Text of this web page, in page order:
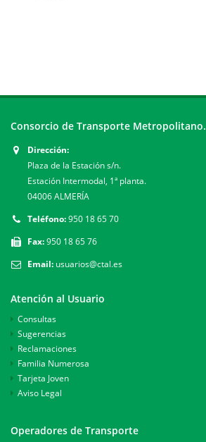
Consorcio de Transporte Metropolitano.
Dirección:
Plaza de la Estación s/n.
Estación Intermodal, 1ª planta.
04006 ALMERÍA
Teléfono:950 18 65 70
Fax:950 18 65 76
Email: usuarios@ctal.es
Atención al Usuario
Consultas
Sugerencias
Reclamaciones
Familia Numerosa
Tarjeta Joven
Aviso Legal
Operadores de Transporte